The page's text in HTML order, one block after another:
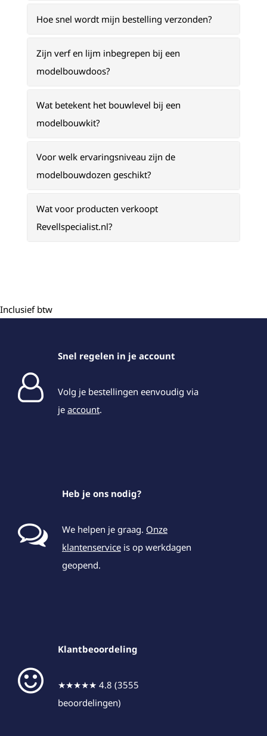
Hoe snel wordt mijn bestelling verzonden?
Zijn verf en lijm inbegrepen bij een
modelbouwdoos?
Wat betekent het bouwlevel bij een
modelbouwkit?
Voor welk ervaringsniveau zijn de
modelbouwdozen geschikt?
Wat voor producten verkoopt
Revellspecialist.nl?
Inclusief btw
Snel regelen in je account
Volg je bestellingen eenvoudig via
je account.
Heb je ons nodig?
We helpen je graag. Onze
klantenservice is op werkdagen
geopend.
Klantbeoordeling
★★★★★ 4.8 (3555
beoordelingen)